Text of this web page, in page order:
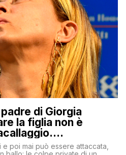
di Giorgia
la figlia non è
diversi
e poi mai può essere attaccata,